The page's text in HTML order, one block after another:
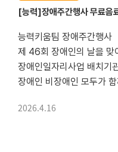
[능력]장애주간행사 무료음
능력키움팀 장애주간행사
제 46회 장애인의 날을 맞이하
장애인일자리사업 배치기관과 현장중심직업훈련 사업
장애인 비장애인 모두가 함께 어울려 살아
2026.4.16